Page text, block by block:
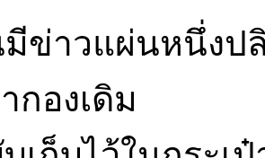
ข่าวแผ่นหนึ่งป
กองเดิม